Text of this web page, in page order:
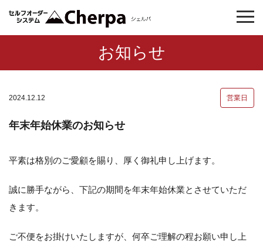
お知らせ
2024.12.12 営業日
年末年始休業のお知らせ
平素は格別のご愛顧を賜り、厚く御礼申し上げます。
誠に勝手ながら、下記の期間を年末年始休業とさせていただ
きます。
ご不便をお掛けいたしますが、何卒ご理解の程お願い申し上